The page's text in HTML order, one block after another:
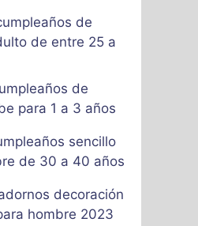
de
de entre 25 a
de
para 1 a 3 años
sencillo
de 30 a 40 años
decoración
hombre 2023